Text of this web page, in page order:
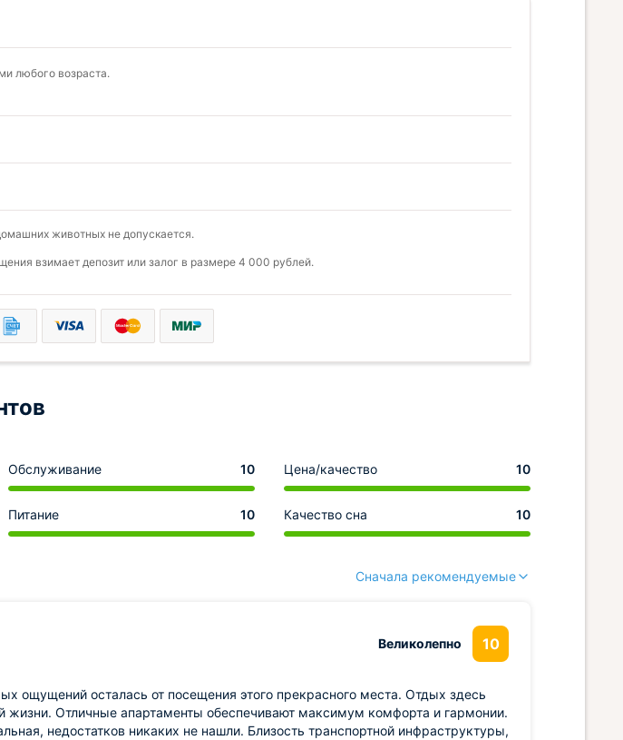
любого возраста.
животных не допускается.
взимает депозит или залог в размере 4 000 рублей.
Обслуживание 10 Цена/качество 10
Питание 10 Качество сна 10
Сначала рекомендуемые
Великолепно 10
ощущений осталась от посещения этого прекрасного места. Отдых здесь
Отличные апартаменты обеспечивают максимум комфорта и гармонии.
недостатков никаких не нашли. Близость транспортной инфраструктуры,